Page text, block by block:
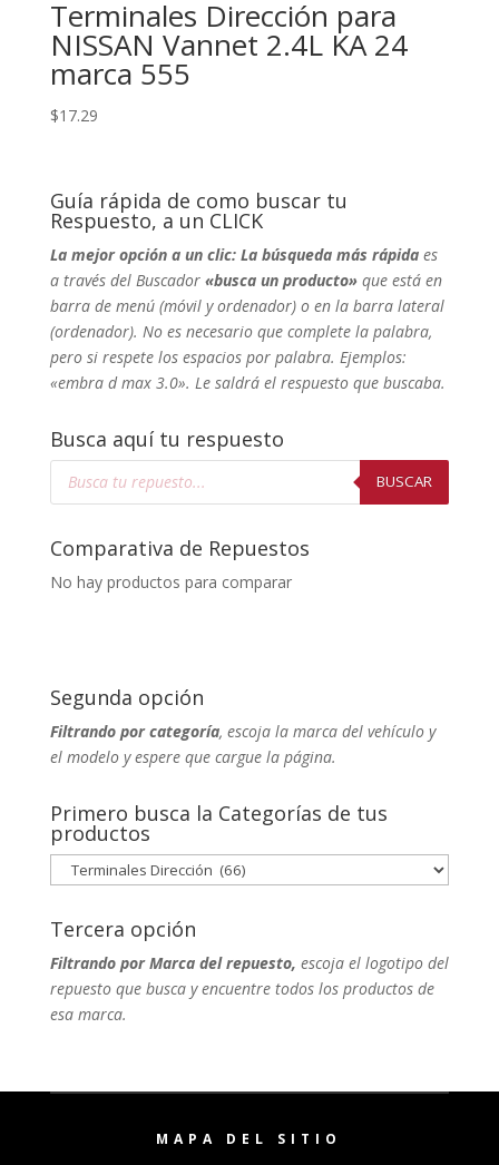
Terminales Dirección para
NISSAN Vannet 2.4L KA 24
marca 555
$17.29
Guía rápida de como buscar tu
Respuesto, a un CLICK
La mejor opción a un clic: La búsqueda más rápida es
a través del Buscador«busca un producto»que está en
barra de menú (móvil y ordenador) o en la barra lateral
(ordenador). Noes necesario que complete la palabra,
pero si respete los espacios por palabra. Ejemplos:
«embra d max 3.0». Le saldrá el respuesto que buscaba.
Busca aquí tu respuesto
Búsqueda
BUSCAR
Comparativa de Repuestos
No hay productos para comparar
Segunda opción
Filtrando por categoría, escoja la marca del vehículo y
el modelo y espere que cargue la página.
Primero busca la Categorías de tus
productos
Tercera opción
Filtrando por Marca del repuesto, escoja el logotipo del
repuesto que busca y encuentre todos los productos de
esa marca.
MAPA DEL SITIO